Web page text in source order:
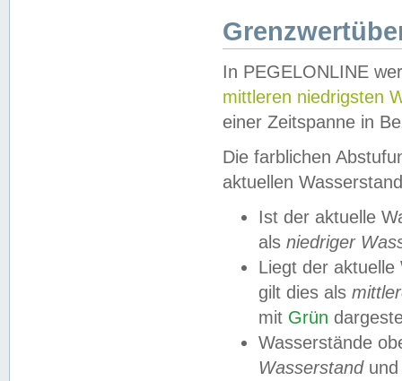
In PEGELONLINE
mittleren niedrigsten
einer Zeitspanne in
Die farblichen
aktuellen
Ist der aktuelle
als niedriger
Liegt der
gilt dies als
mit Grün
Wasserstände
Wasserstandund